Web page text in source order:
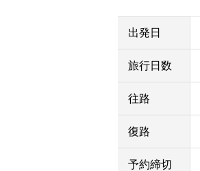
出発日
旅行日数
往路
復路
予約締切